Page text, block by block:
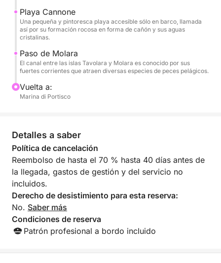
Ideal para quienes buscan tranquilidad y aventura,
este chárter privado ofrece el equilibrio perfecto
entre la belleza natural de Cerdeña y un servicio de
cinco estrellas. Reserve ahora para un día de lujo,
privacidad y paisajes impresionantes.
Playa Cannone
Una pequeña y pintoresca playa accesible sólo en barco, llamada
así por su formación rocosa en forma de cañón y sus aguas
cristalinas.
Paso de Molara
El canal entre las islas Tavolara y Molara es conocido por sus
fuertes corrientes que atraen diversas especies de peces pelágicos.
Vuelta a:
Marina di Portisco
Detalles a saber
Política de cancelación
Reembolso de hasta el 70 % hasta 40 días antes de
la llegada, gastos de gestión y del servicio no
incluidos.
Derecho de desistimiento para esta reserva:
No. Saber más
Condiciones de reserva
Patrón profesional a bordo incluido